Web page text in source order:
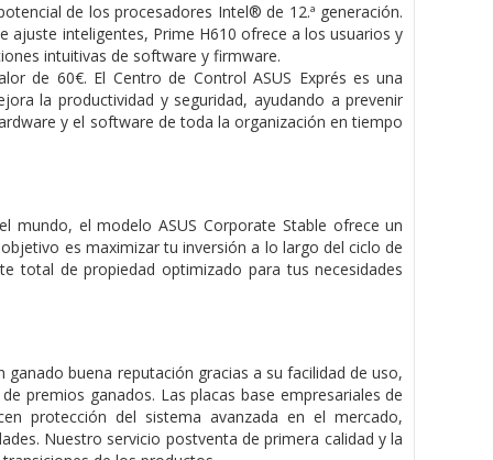
de los procesadores Intel® de 12.ª generación.
ajuste inteligentes, Prime H610 ofrece a los usuarios y
intuitivas de software y firmware.
de 60€. El Centro de Control ASUS Exprés es una
la productividad y seguridad, ayudando a prevenir
y el software de toda la organización en tiempo
mundo, el modelo ASUS Corporate Stable ofrece un
es maximizar tu inversión a lo largo del ciclo de
total de propiedad optimizado para tus necesidades
buena reputación gracias a su facilidad de uso,
premios ganados. Las placas base empresariales de
protección del sistema avanzada en el mercado,
Nuestro servicio postventa de primera calidad y la